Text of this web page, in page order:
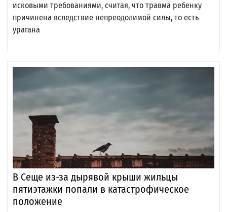
исковыми требованиями, считая, что травма ребенку
причинена вследствие непреодолимой силы, то есть
урагана
В Сеще из-за дырявой крыши жильцы
пятиэтажки попали в катастрофическое
положение